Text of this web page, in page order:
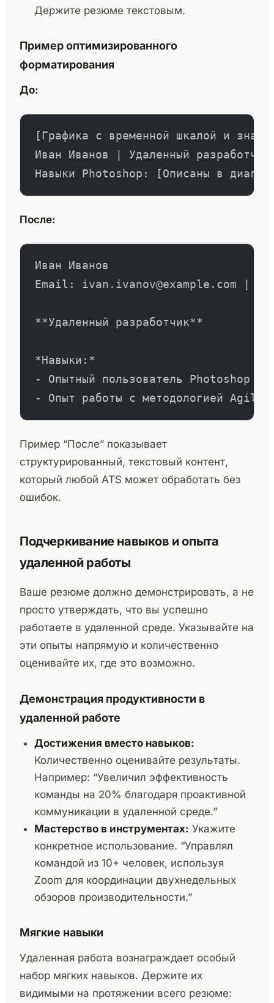
Держите резюме текстовым.
Пример оптимизированного
форматирования
До:
[Графика с временной шкалой и
Иван Иванов | Удаленный разработчик
Навыки Photoshop: [Описаны в
После:
Иван Иванов
Email: ivan.ivanov@example.com |
**Удаленный разработчик**
*Навыки:*
- Опытный пользователь Photoshop
- Опыт работы с методологией Agile
Пример “После” показывает
структурированный, текстовый контент,
который любой ATS может обработать без
ошибок.
Подчеркивание навыков и опыта
удаленной работы
Ваше резюме должно демонстрировать, а не
просто утверждать, что вы успешно
работаете в удаленной среде. Указывайте на
эти опыты напрямую и количественно
оценивайте их, где это возможно.
Демонстрация продуктивности в
удаленной работе
Достижения вместо навыков:
Количественно оценивайте результаты.
Например: “Увеличил эффективность
команды на 20% благодаря проактивной
коммуникации в удаленной среде.”
Мастерство в инструментах: Укажите
конкретное использование. “Управлял
командой из 10+ человек, используя
Zoom для координации двухнедельных
обзоров производительности.”
Мягкие навыки
Удаленная работа вознаграждает особый
набор мягких навыков. Держите их
видимыми на протяжении всего резюме: